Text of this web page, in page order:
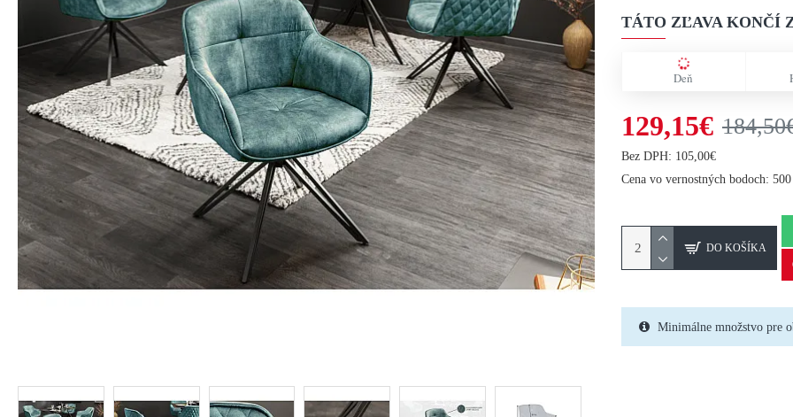
TÁTO ZĽAVA KONČÍ
Deň
129,15€
Bez DPH: 105,00€
Cena vo vernostných bodoch: 500
DO KOŠÍKA
Minimálne množstvo pre